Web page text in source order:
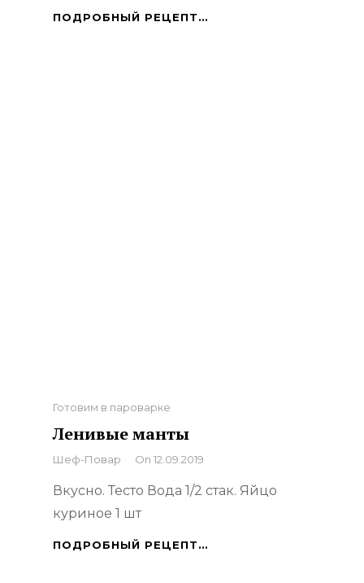
ПОДРОБНЫЙ РЕЦЕПТ…
Categories
Готовим в пароварке
Ленивые манты
By
Шеф-Повар On 12.09.2019
Вкусно. Тесто Вода 1/2 стак. Яйцо
куриное 1 шт
ПОДРОБНЫЙ РЕЦЕПТ…